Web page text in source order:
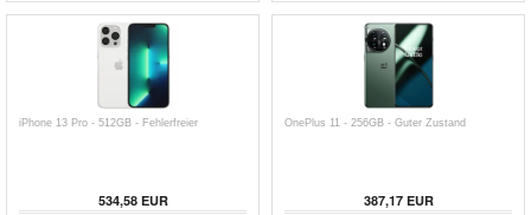
iPhone 13 Pro - 512GB - Fehlerfreier
534,58EUR
OnePlus 11 - 256GB - Guter Zustand
387,17EUR